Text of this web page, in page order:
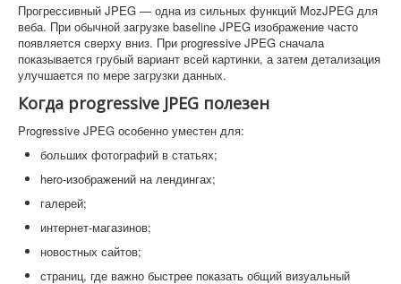
Прогрессивный JPEG — одна из сильных функций MozJPEG для
веба. При обычной загрузке baseline JPEG изображение часто
появляется сверху вниз. При progressive JPEG сначала
показывается грубый вариант всей картинки, а затем детализация
улучшается по мере загрузки данных.
Когда progressive JPEG полезен
Progressive JPEG особенно уместен для:
больших фотографий в статьях;
hero-изображений на лендингах;
галерей;
интернет-магазинов;
новостных сайтов;
страниц, где важно быстрее показать общий визуальный